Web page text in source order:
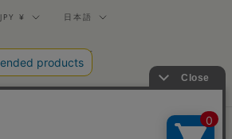
通
JPY ¥
言
日本語
© FILMELANGE